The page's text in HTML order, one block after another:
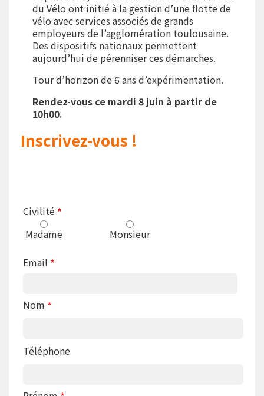
du Vélo ont initié à la gestion d’une flotte de
vélo avec services associés de grands
employeurs de l’agglomération toulousaine.
Des dispositifs nationaux permettent
aujourd’hui de pérenniser ces démarches.
Tour d’horizon de 6 ans d’expérimentation.
Rendez-vous ce mardi 8 juin à partir de
10h00.
Inscrivez-vous !
IG1
Civilité
Madame
Monsieur
Email
IG2
Nom
Téléphone